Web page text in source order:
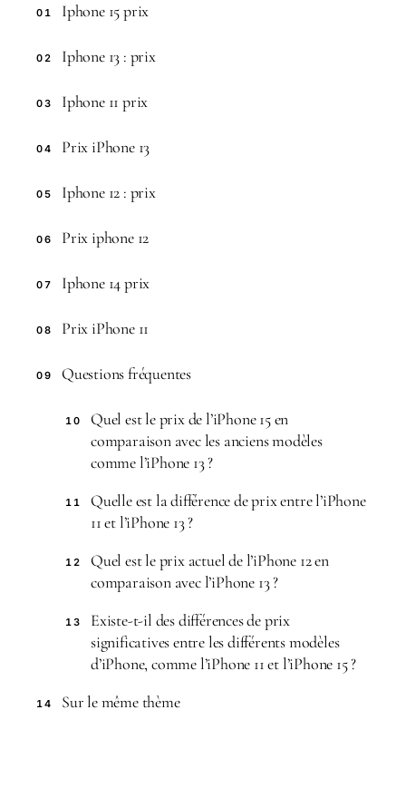
01 Iphone 15 prix
02 Iphone 13 : prix
03 Iphone 11 prix
04 Prix iPhone 13
05 Iphone 12 : prix
06 Prix iphone 12
07 Iphone 14 prix
08 Prix iPhone 11
09 Questions fréquentes
10
Quel est le prix de l’iPhone 15 en
comparaison avec les anciens modèles
comme l’iPhone 13 ?
11
Quelle est la différence de prix entre l’iPhone
11 et l’iPhone 13 ?
12
Quel est le prix actuel de l’iPhone 12 en
comparaison avec l’iPhone 13 ?
13
Existe-t-il des différences de prix
significatives entre les différents modèles
d’iPhone, comme l’iPhone 11 et l’iPhone 15 ?
14 Sur le même thème